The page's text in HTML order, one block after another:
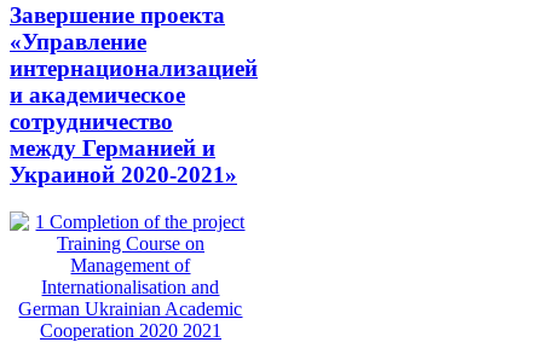
Завершение проекта
«Управление
интернационализацией
и академическое
сотрудничество
между Германией и
Украиной 2020-2021»